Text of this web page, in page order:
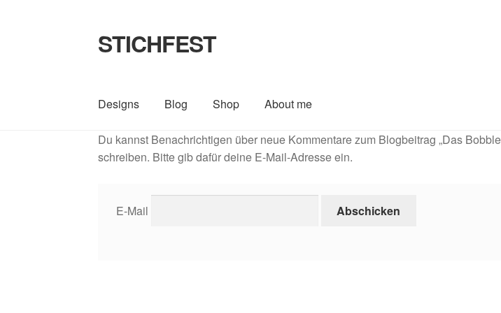
Zur
Navigation
Zum
Inhalt
STICHFEST
Designs Blog Shop About me
Du kannst Benachrichtigen über neue Kommentare zum Blogbeitrag „Das
schreiben. Bitte gib dafür deine E-Mail-Adresse ein.
E-Mail